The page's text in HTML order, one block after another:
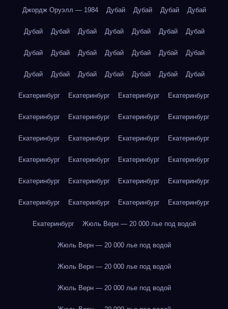
Джордж Оруэлл — 1984 Дубай Дубай Дубай Дубай
Дубай Дубай Дубай Дубай Дубай Дубай Дубай
Дубай Дубай Дубай Дубай Дубай Дубай Дубай
Дубай Дубай Дубай Дубай Дубай Дубай Дубай
Екатеринбург Екатеринбург Екатеринбург Екатеринбург
Екатеринбург Екатеринбург Екатеринбург Екатеринбург
Екатеринбург Екатеринбург Екатеринбург Екатеринбург
Екатеринбург Екатеринбург Екатеринбург Екатеринбург
Екатеринбург Екатеринбург Екатеринбург Екатеринбург
Екатеринбург Екатеринбург Екатеринбург Екатеринбург
Екатеринбург Жюль Верн — 20 000 лье под водой
Жюль Верн — 20 000 лье под водой
Жюль Верн — 20 000 лье под водой
Жюль Верн — 20 000 лье под водой